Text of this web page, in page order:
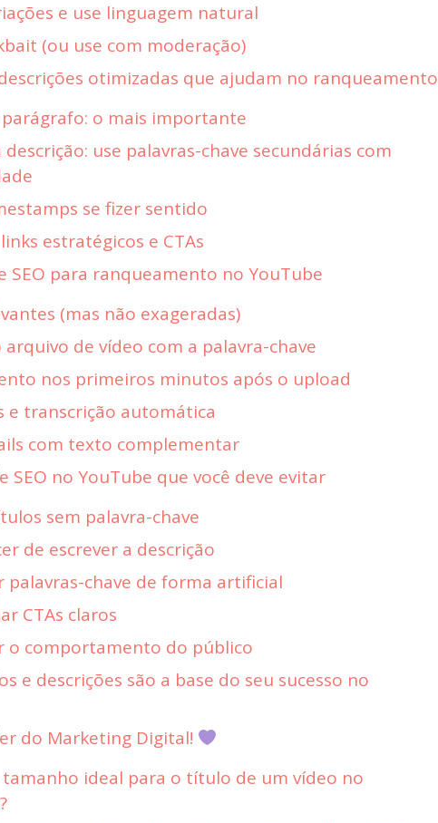
e use linguagem natural
(ou use com moderação)
otimizadas que ajudam no ranqueamento
o mais importante
use palavras-chave secundárias com
se fizer sentido
estratégicos e CTAs
SEO para ranqueamento no YouTube
(mas não exageradas)
arquivo de vídeo com a palavra-chave
nos primeiros minutos após o upload
e transcrição automática
com texto complementar
SEO no YouTube que você deve evitar
sem palavra-chave
de escrever a descrição
palavras-chave de forma artificial
CTAs claros
o comportamento do público
e descrições são a base do seu sucesso no
do Marketing Digital!
tamanho ideal para o título de um vídeo no